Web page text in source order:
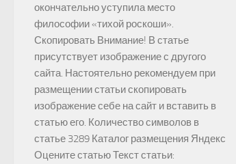
окончательно уступила место
философии «тихой роскоши».
Скопировать Внимание! В статье
присутствует изображение с другого
сайта. Настоятельно рекомендуем при
размещении статьи скопировать
изображение себе на сайт и вставить в
статью его. Количество символов в
статье 3289 Каталог размещения Яндекс
Оцените статью Текст статьи: